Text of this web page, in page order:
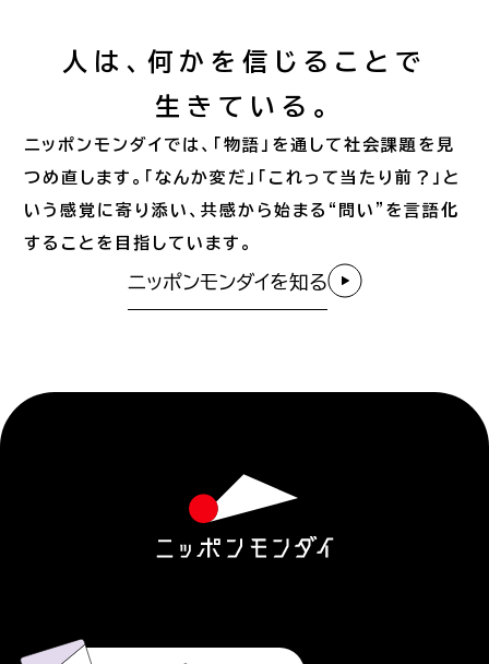
人は、何かを信じることで
生きている。
ニッポンモンダイでは、「物語」を通して社会課題を見
つめ直します。「なんか変だ」「これって当たり前？」と
いう感覚に寄り添い、共感から始まる“問い”を言語化
することを目指しています。
ニッポンモンダイを知る